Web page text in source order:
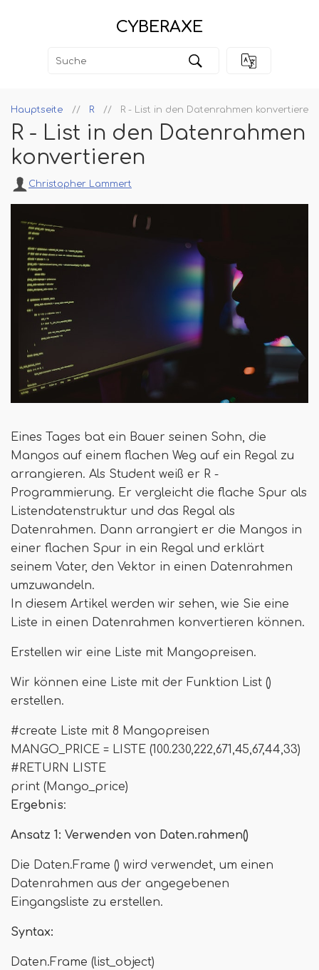
CYBERAXE
Hauptseite R R - List in den Datenrahmen konvertieren
R - List in den Datenrahmen
konvertieren
Christopher Lammert
Eines Tages bat ein Bauer seinen Sohn, die
Mangos auf einem flachen Weg auf ein Regal zu
arrangieren. Als Student weiß er R -
Programmierung. Er vergleicht die flache Spur als
Listendatenstruktur und das Regal als
Datenrahmen. Dann arrangiert er die Mangos in
einer flachen Spur in ein Regal und erklärt
seinem Vater, den Vektor in einen Datenrahmen
umzuwandeln.
In diesem Artikel werden wir sehen, wie Sie eine
Liste in einen Datenrahmen konvertieren können.
Erstellen wir eine Liste mit Mangopreisen.
Wir können eine Liste mit der Funktion List ()
erstellen.
#create Liste mit 8 Mangopreisen
MANGO_PRICE = LISTE (100.230,222,671,45,67,44,33)
#RETURN LISTE
print (Mango_price)
Ergebnis:
Ansatz 1: Verwenden von Daten.rahmen()
Die Daten.Frame () wird verwendet, um einen
Datenrahmen aus der angegebenen
Eingangsliste zu erstellen.
Syntax:
Daten.Frame (list_object)